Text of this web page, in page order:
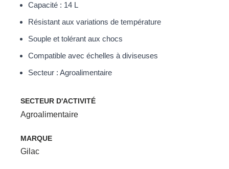
Capacité : 14 L
Résistant aux variations de température
Souple et tolérant aux chocs
Compatible avec échelles à diviseuses
Secteur : Agroalimentaire
SECTEUR D'ACTIVITÉ
Agroalimentaire
MARQUE
Gilac